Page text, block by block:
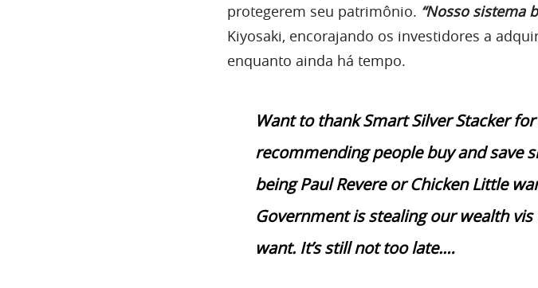
protegerem seu patrimônio. “Nosso sistema
Kiyosaki, encorajando os investidores a
enquanto ainda há tempo.
Want to thank Smart Silver Stacker
recommending people buy and save
being Paul Revere or Chicken Little
Government is stealing our wealth
want. It’s still not too late.…